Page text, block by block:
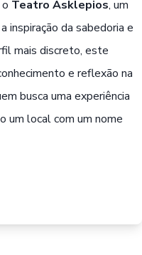
Teatro Asklepios, um
inspiração da sabedoria e
mais discreto, este
e reflexão na
busca uma experiência
um local com um nome